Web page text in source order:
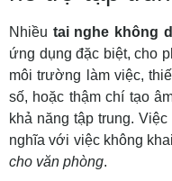
Nhiều tai nghe không
ứng dụng đặc biệt, cho
môi trường làm việc,
số, hoặc thậm chí tạo
khả năng tập trung.
nghĩa với việc không
cho văn phòng.